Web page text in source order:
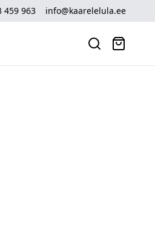
459 963 info@kaarelelula.ee